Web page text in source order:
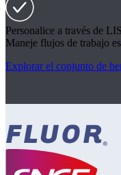
Personalice a través de
Maneje flujos de trabajo
Explorar el conjunto de